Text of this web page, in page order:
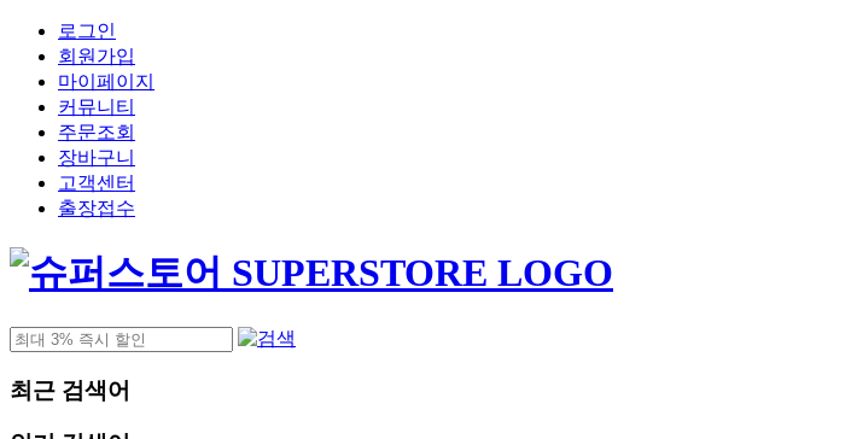
로그인
회원가입
마이페이지
커뮤니티
주문조회
장바구니
고객센터
출장접수
최근 검색어